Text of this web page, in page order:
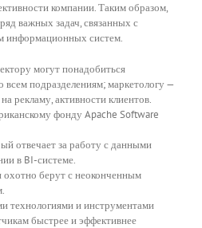
компании. Таким образом,
важных задач, связанных с
информационных систем.
могут понадобиться
подразделениям; маркетологу —
рекламу, активности клиентов.
фонду Apache Software
отвечает за работу с данными
в BI-системе.
охотно берут с неоконченным
технологиями и инструментами
быстрее и эффективнее